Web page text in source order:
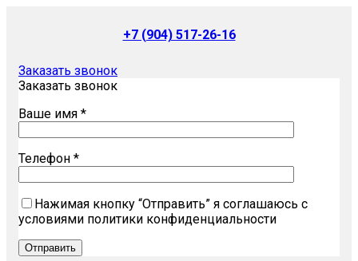
+7 (904) 517-26-16
Заказать звонок
Заказать звонок
Ваше имя *
Телефон *
Нажимая кнопку “Отправить” я соглашаюсь с
условиями политики конфиденциальности